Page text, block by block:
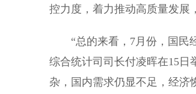
控力度，着力推动高质量发展
“总的来看，7月份，国民经
综合统计司司长付凌晖在15日
杂，国内需求仍显不足，经济